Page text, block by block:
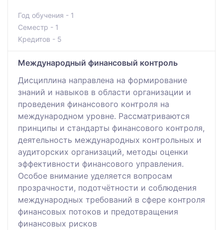
Год обучения - 1
Семестр - 1
Кредитов - 5
Международный финансовый контроль
Дисциплина направлена на формирование
знаний и навыков в области организации и
проведения финансового контроля на
международном уровне. Рассматриваются
принципы и стандарты финансового контроля,
деятельность международных контрольных и
аудиторских организаций, методы оценки
эффективности финансового управления.
Особое внимание уделяется вопросам
прозрачности, подотчётности и соблюдения
международных требований в сфере контроля
финансовых потоков и предотвращения
финансовых рисков